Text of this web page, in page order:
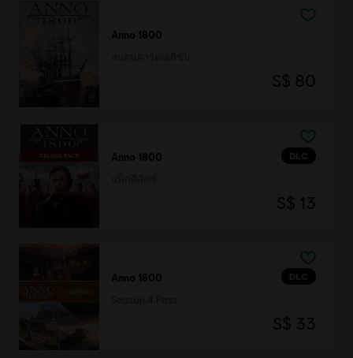
Anno 1800
S$ 80
DLC
Anno 1800
S$ 13
DLC
Anno 1800
S$ 33